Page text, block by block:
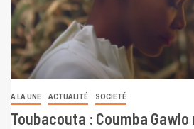
A LA UNE ACTUALITÉ SOCIETÉ
Toubacouta : Coumba Gawlo